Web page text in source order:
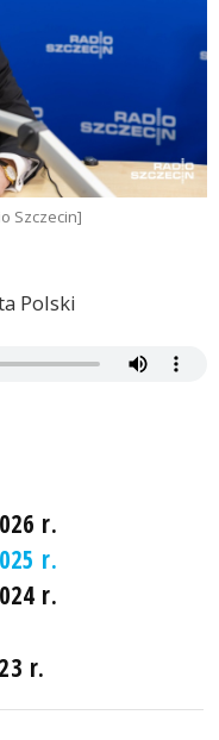
Szczecin]
Polski
r.
r.
r.
r.